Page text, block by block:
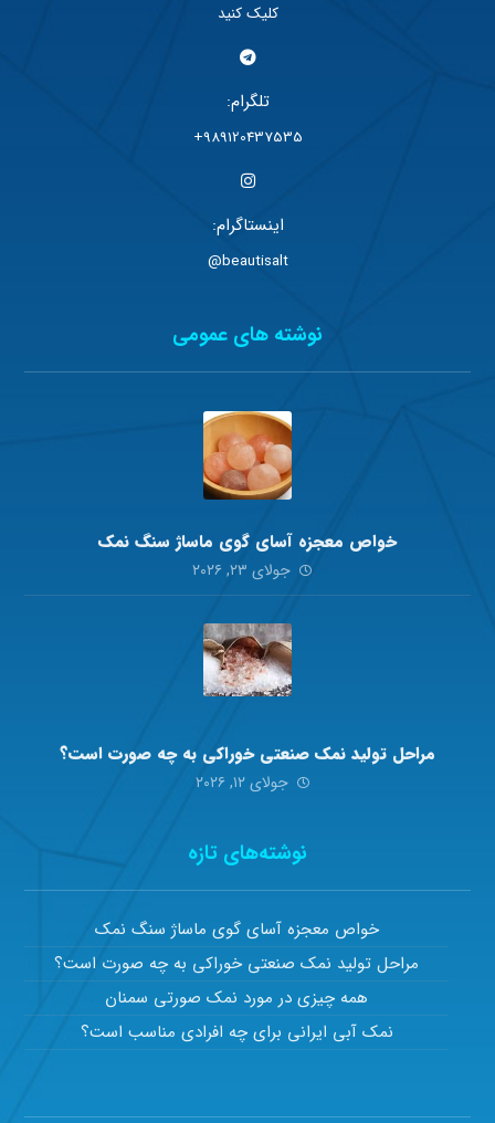
کلیک کنید
تلگرام:
989120437535+
اینستاگرام:
beautisalt@
نوشته های عمومی
خواص معجزه آسای گوی ماساژ سنگ نمک
جولای ۲۳, ۲۰۲۶
مراحل تولید نمک صنعتی خوراکی به چه صورت است؟
جولای ۱۲, ۲۰۲۶
نوشته‌های تازه
خواص معجزه آسای گوی ماساژ سنگ نمک
مراحل تولید نمک صنعتی خوراکی به چه صورت است؟
همه چیزی در مورد نمک صورتی سمنان
نمک آبی ایرانی برای چه افرادی مناسب است؟